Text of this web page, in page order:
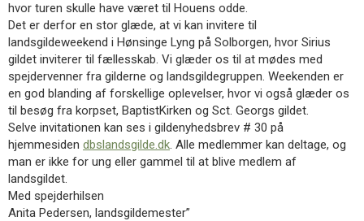
9.0:
Forside
10.0:
Nyheder
11.0:
Kalender
12.0:
Inspiration
13.0:
Værktøjskassen
14.0:
Mission
15.0:
Om
BaptistKirken
16.0:
Kontakt
Næste
indlæg:
Håndholdt
hvor turen skulle have været til Houens odde.
Det er derfor en stor glæde, at vi kan invitere til
landsgildeweekend i Hønsinge Lyng på Solborgen, hvor Sirius
gildet inviterer til fællesskab. Vi glæder os til at mødes med
spejdervenner fra gilderne og landsgildegruppen. Weekenden er
en god blanding af forskellige oplevelser, hvor vi også glæder os
til besøg fra korpset, BaptistKirken og Sct. Georgs gildet.
Selve invitationen kan ses i gildenyhedsbrev # 30 på
hjemmesiden dbslandsgilde.dk. Alle medlemmer kan deltage, og
man er ikke for ung eller gammel til at blive medlem af
landsgildet.
Med spejderhilsen
Anita Pedersen, landsgildemester”